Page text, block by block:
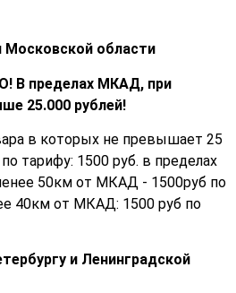
области
В пределах МКАД, при
25.000 рублей!
в которых не превышает 25
тарифу: 1500 руб. в пределах
50км от МКАД - 1500руб по
40км от МКАД: 1500 руб по
и Ленинградской